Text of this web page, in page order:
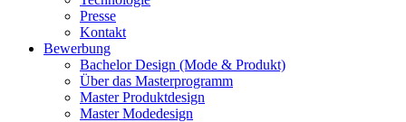
Presse
Kontakt
Bewerbung
Bachelor Design (Mode & Produkt)
Über das Masterprogramm
Master Produktdesign
Master Modedesign